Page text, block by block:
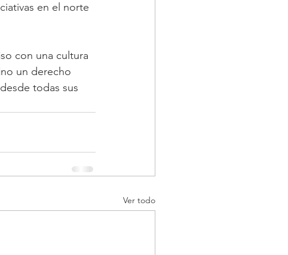
en el norte
con una cultura
un derecho
todas sus
Ver todo